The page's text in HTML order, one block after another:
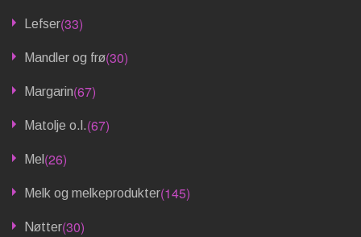
Lefser(33)
Mandler og frø(30)
Margarin(67)
Matolje o.l.(67)
Mel (26)
Melk og melkeprodukter(145)
Nøtter(30)